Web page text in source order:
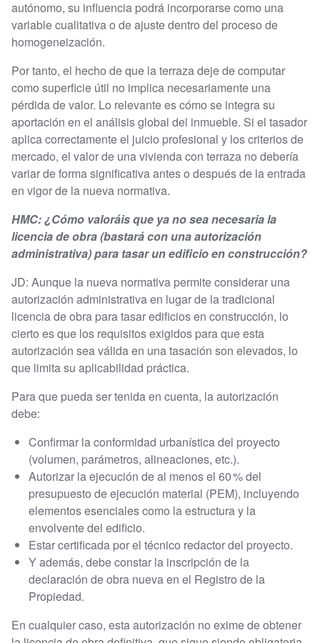
autónomo, su influencia podrá incorporarse como una
variable cualitativa o de ajuste dentro del proceso de
homogeneización.
Por tanto, el hecho de que la terraza deje de computar
como superficie útil no implica necesariamente una
pérdida de valor. Lo relevante es cómo se integra su
aportación en el análisis global del inmueble. Si el tasador
aplica correctamente el juicio profesional y los criterios de
mercado, el valor de una vivienda con terraza no debería
variar de forma significativa antes o después de la entrada
en vigor de la nueva normativa.
HMC:¿Cómo valoráis que ya no sea necesaria la
licencia de obra (bastará con una autorización
administrativa) para tasar un edificio en construcción?
JD: Aunque la nueva normativa permite considerar una
autorización administrativa en lugar de la tradicional
licencia de obra para tasar edificios en construcción, lo
cierto es que los requisitos exigidos para que esta
autorización sea válida en una tasación son elevados, lo
que limita su aplicabilidad práctica.
Para que pueda ser tenida en cuenta, la autorización
debe:
Confirmar la conformidad urbanística del proyecto
(volumen, parámetros, alineaciones, etc.).
Autorizar la ejecución de al menos el 60 % del
presupuesto de ejecución material (PEM), incluyendo
elementos esenciales como la estructura y la
envolvente del edificio.
Estar certificada por el técnico redactor del proyecto.
Y además, debe constar la inscripción de la
declaración de obra nueva en el Registro de la
Propiedad.
En cualquier caso, esta autorización no exime de obtener